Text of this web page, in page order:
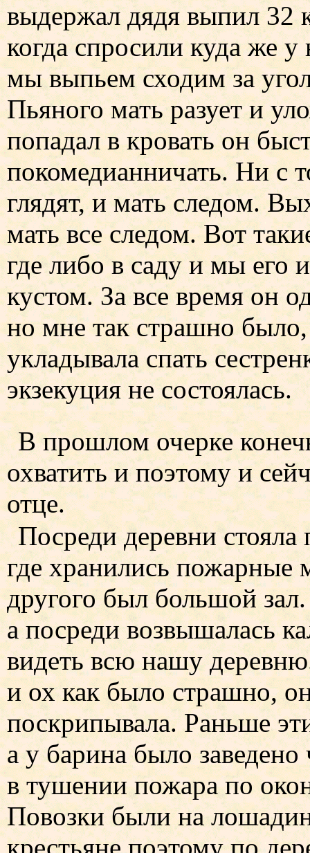
выдержал дядя выпил 32
когда спросили куда же
мы выпьем сходим за
Пьяного мать разует и
попадал в кровать он
покомедианничать. Ни с
глядят, и мать следом.
мать все следом. Вот
где либо в саду и мы его
кустом. За все время он
но мне так страшно
укладывала спать
экзекуция не состоялась.
В прошлом очерке
охватить и поэтому и
отце.
Посреди деревни стояла
где хранились пожарные
другого был большой
а посреди возвышалась
видеть всю нашу
и ох как было страшно,
поскрипывала. Раньше
а у барина было
в тушении пожара по
Повозки были на